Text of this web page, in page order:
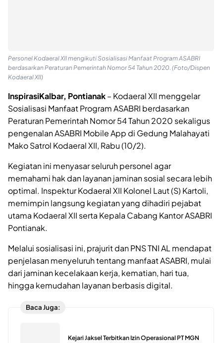
Personel Kodaeral XII mengikuti Sosialisasi Manfaat Program ASABRI
berdasarkan Peraturan Pemerintah Nomor 54 Tahun 2020. (Foto/Dispen
Kodaeral XII)
InspirasiKalbar, Pontianak– Kodaeral XII menggelar
Sosialisasi Manfaat Program ASABRI berdasarkan
Peraturan Pemerintah Nomor 54 Tahun 2020 sekaligus
pengenalan ASABRI Mobile App di Gedung Malahayati
Mako Satrol Kodaeral XII, Rabu (10/2).
Kegiatan ini menyasar seluruh personel agar
memahami hak dan layanan jaminan sosial secara lebih
optimal. Inspektur Kodaeral XII Kolonel Laut (S) Kartoli,
memimpin langsung kegiatan yang dihadiri pejabat
utama Kodaeral XII serta Kepala Cabang Kantor ASABRI
Pontianak.
Melalui sosialisasi ini, prajurit dan PNS TNI AL mendapat
penjelasan menyeluruh tentang manfaat ASABRI, mulai
dari jaminan kecelakaan kerja, kematian, hari tua,
hingga kemudahan layanan berbasis digital.
Baca Juga:
Kejari Jaksel Terbitkan Izin Operasional PT MGN